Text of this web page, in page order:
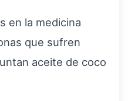
en la medicina
que sufren
aceite de coco